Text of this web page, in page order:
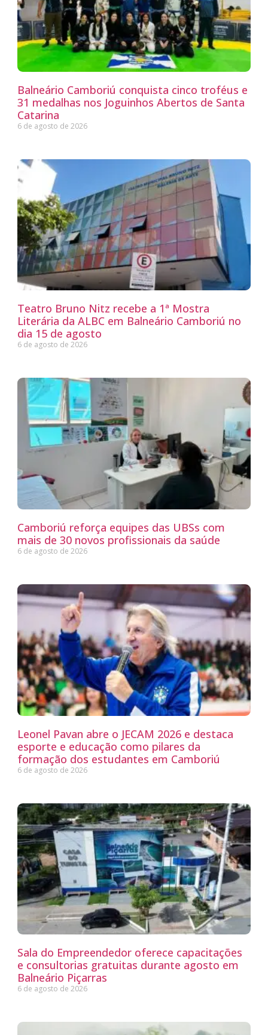
Balneário Camboriú conquista cinco troféus e
31 medalhas nos Joguinhos Abertos de Santa
Catarina
6 de agosto de 2026
Teatro Bruno Nitz recebe a 1ª Mostra
Literária da ALBC em Balneário Camboriú no
dia 15 de agosto
6 de agosto de 2026
Camboriú reforça equipes das UBSs com
mais de 30 novos profissionais da saúde
6 de agosto de 2026
Leonel Pavan abre o JECAM 2026 e destaca
esporte e educação como pilares da
formação dos estudantes em Camboriú
6 de agosto de 2026
Sala do Empreendedor oferece capacitações
e consultorias gratuitas durante agosto em
Balneário Piçarras
6 de agosto de 2026